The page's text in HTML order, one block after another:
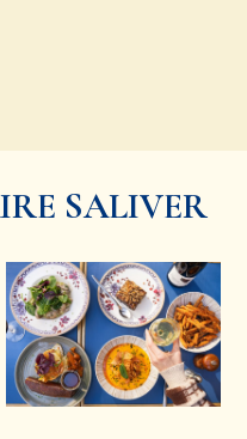
SALIVER